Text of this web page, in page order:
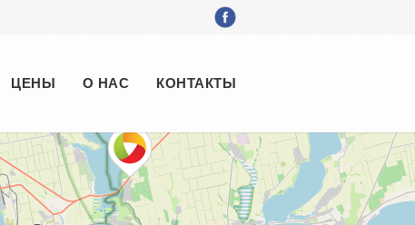
ЦЕНЫ О НАС КОНТАКТЫ